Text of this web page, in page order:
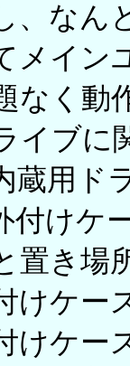
、なん
メイン
なく動
イブに
蔵用ド
付けケ
置き場
けケー
けケー